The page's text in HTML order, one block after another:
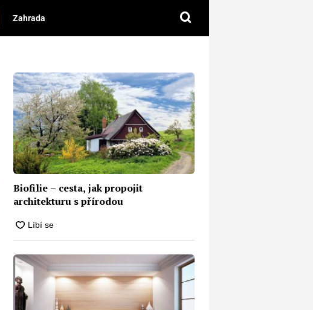
Zahrada
Biofilie – cesta, jak propojit
architekturu s přírodou